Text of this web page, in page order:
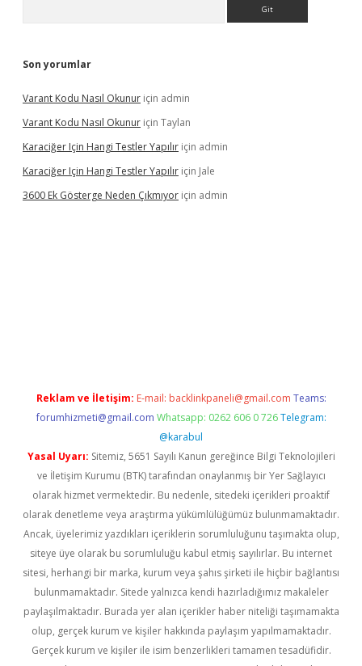
Son yorumlar
Varant Kodu Nasıl Okunur için admin
Varant Kodu Nasıl Okunur için Taylan
Karaciğer Için Hangi Testler Yapılır için admin
Karaciğer Için Hangi Testler Yapılır için Jale
3600 Ek Gösterge Neden Çıkmıyor için admin
Reklam ve İletişim: E-mail: backlinkpaneli@gmail.com Teams:
forumhizmeti@gmail.com Whatsapp: 0262 606 0 726 Telegram:
@karabul
Yasal Uyarı: Sitemiz, 5651 Sayılı Kanun gereğince Bilgi Teknolojileri
ve İletişim Kurumu (BTK) tarafından onaylanmış bir Yer Sağlayıcı
olarak hizmet vermektedir. Bu nedenle, sitedeki içerikleri proaktif
olarak denetleme veya araştırma yükümlülüğümüz bulunmamaktadır.
Ancak, üyelerimiz yazdıkları içeriklerin sorumluluğunu taşımakta olup,
siteye üye olarak bu sorumluluğu kabul etmiş sayılırlar. Bu internet
sitesi, herhangi bir marka, kurum veya şahıs şirketi ile hiçbir bağlantısı
bulunmamaktadır. Sitede yalnızca kendi hazırladığımız makaleler
paylaşılmaktadır. Burada yer alan içerikler haber niteliği taşımamakta
olup, gerçek kurum ve kişiler hakkında paylaşım yapılmamaktadır.
Gerçek kurum ve kişiler ile isim benzerlikleri tamamen tesadüfidir.